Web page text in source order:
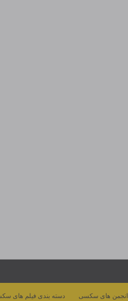
دسته بندی فیلم های انجمن های سکسی